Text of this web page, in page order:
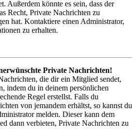
Außerdem könnte es sein, dass der
Recht, Private Nachrichten zu
hat. Kontaktiere einen Administrator,
zu erhalten.
Private Nachrichten!
die dir ein Mitglied sendet,
indem du in deinem persönlichen
Regel erstellst. Falls du
von jemandem erhältst, so kannst du
melden. Dieser kann dem
dann verbieten, Private Nachrichten zu